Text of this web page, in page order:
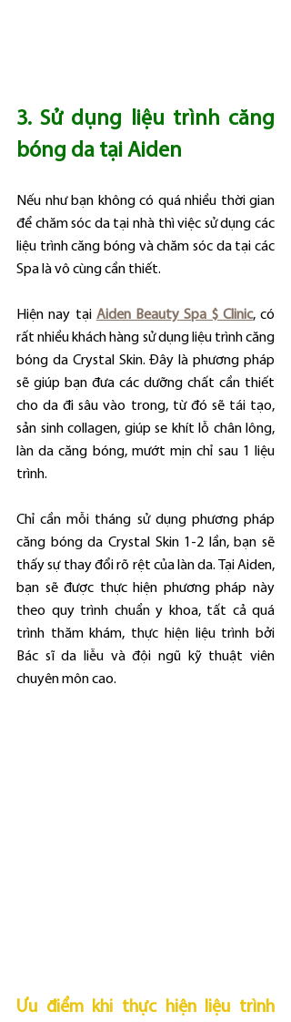
3. Sử dụng liệu trình căng
bóng da tại Aiden
Nếu như bạn không có quá nhiều thời gian
để chăm sóc da tại nhà thì việc sử dụng các
liệu trình căng bóng và chăm sóc da tại các
Spa là vô cùng cần thiết.
Hiện nay tại Aiden Beauty Spa $ Clinic, có
rất nhiều khách hàng sử dụng liệu trình căng
bóng da Crystal Skin. Đây là phương pháp
sẽ giúp bạn đưa các dưỡng chất cần thiết
cho da đi sâu vào trong, từ đó sẽ tái tạo,
sản sinh collagen, giúp se khít lỗ chân lông,
làn da căng bóng, mướt mịn chỉ sau 1 liệu
trình.
Chỉ cần mỗi tháng sử dụng phương pháp
căng bóng da Crystal Skin 1-2 lần, bạn sẽ
thấy sự thay đổi rõ rệt của làn da. Tại Aiden,
bạn sẽ được thực hiện phương pháp này
theo quy trình chuẩn y khoa, tất cả quá
trình thăm khám, thực hiện liệu trình bởi
Bác sĩ da liễu và đội ngũ kỹ thuật viên
chuyên môn cao.
Ưu điểm khi thực hiện liệu trình